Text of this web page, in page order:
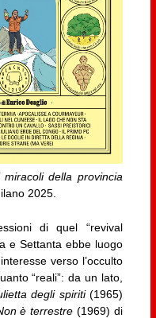
della provincia
2025.
di quel “revival
e Settanta ebbe luogo
verso l’occulto
“reali”: da un lato,
degli spiriti (1965)
è terrestre (1969) di